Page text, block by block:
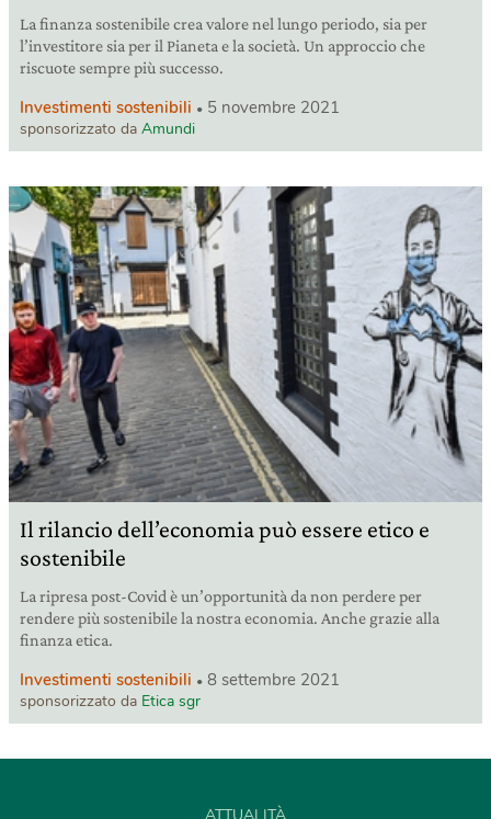
La finanza sostenibile crea valore nel lungo periodo, sia per
l’investitore sia per il Pianeta e la società. Un approccio che
riscuote sempre più successo.
Investimenti sostenibili 5 novembre 2021
sponsorizzato da Amundi
Il rilancio dell’economia può essere etico e
sostenibile
La ripresa post-Covid è un’opportunità da non perdere per
rendere più sostenibile la nostra economia. Anche grazie alla
finanza etica.
Investimenti sostenibili 8 settembre 2021
sponsorizzato da Etica sgr